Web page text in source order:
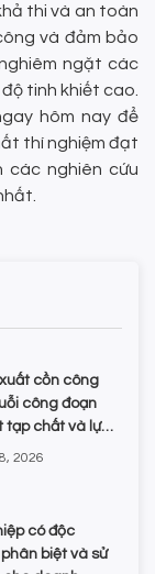
thi và an toàn
và đảm bảo
ngặt các
tinh khiết cao.
hôm nay để
thí nghiệm đạt
các nghiên cứu
cồn công
công đoạn
tạp chất và lựa
2026
có độc
biệt và sử